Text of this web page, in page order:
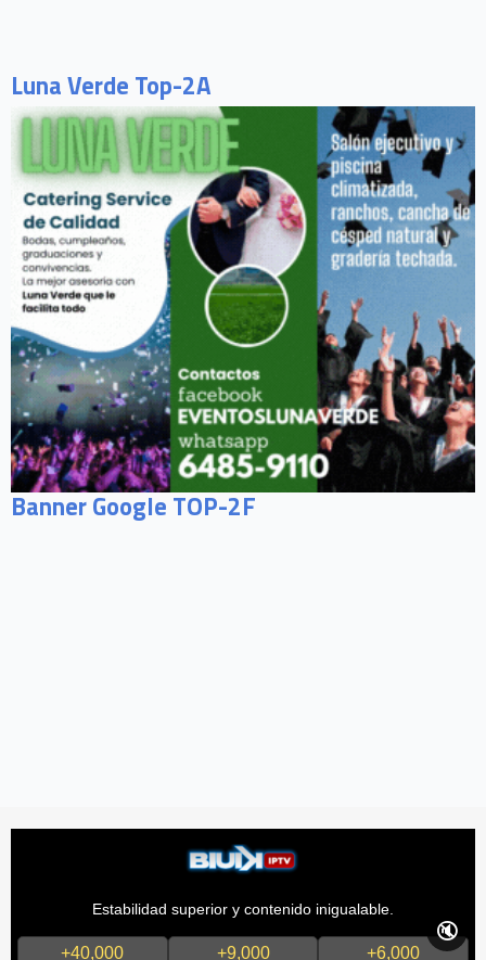
Luna Verde Top-2A
Banner Google TOP-2F
Estabilidad superior y contenido inigualable.
+40,000 +9,000 +6,000
🔇